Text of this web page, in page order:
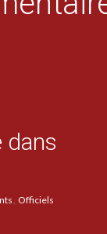
dans
Officiels